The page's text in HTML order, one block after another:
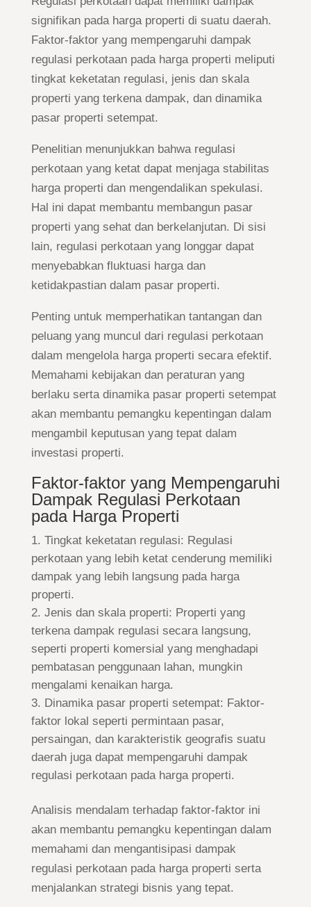
signifikan pada harga properti di suatu daerah.
Faktor-faktor yang mempengaruhi dampak
regulasi perkotaan pada harga properti meliputi
tingkat keketatan regulasi, jenis dan skala
properti yang terkena dampak, dan dinamika
pasar properti setempat.
Penelitian menunjukkan bahwa regulasi
perkotaan yang ketat dapat menjaga stabilitas
harga properti dan mengendalikan spekulasi.
Hal ini dapat membantu membangun pasar
properti yang sehat dan berkelanjutan. Di sisi
lain, regulasi perkotaan yang longgar dapat
menyebabkan fluktuasi harga dan
ketidakpastian dalam pasar properti.
Penting untuk memperhatikan tantangan dan
peluang yang muncul dari regulasi perkotaan
dalam mengelola harga properti secara efektif.
Memahami kebijakan dan peraturan yang
berlaku serta dinamika pasar properti setempat
akan membantu pemangku kepentingan dalam
mengambil keputusan yang tepat dalam
investasi properti.
Faktor-faktor yang Mempengaruhi
Dampak Regulasi Perkotaan
pada Harga Properti
Tingkat keketatan regulasi: Regulasi
perkotaan yang lebih ketat cenderung memiliki
dampak yang lebih langsung pada harga
properti.
Jenis dan skala properti: Properti yang
terkena dampak regulasi secara langsung,
seperti properti komersial yang menghadapi
pembatasan penggunaan lahan, mungkin
mengalami kenaikan harga.
Dinamika pasar properti setempat: Faktor-
faktor lokal seperti permintaan pasar,
persaingan, dan karakteristik geografis suatu
daerah juga dapat mempengaruhi dampak
regulasi perkotaan pada harga properti.
Analisis mendalam terhadap faktor-faktor ini
akan membantu pemangku kepentingan dalam
memahami dan mengantisipasi dampak
regulasi perkotaan pada harga properti serta
menjalankan strategi bisnis yang tepat.